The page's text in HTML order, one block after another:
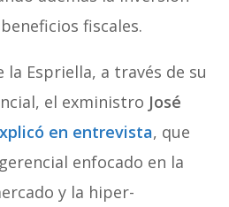
fiscales.
Espriella, a través de su
el exministro José
en entrevista, que
enfocado en la
y la hiper-